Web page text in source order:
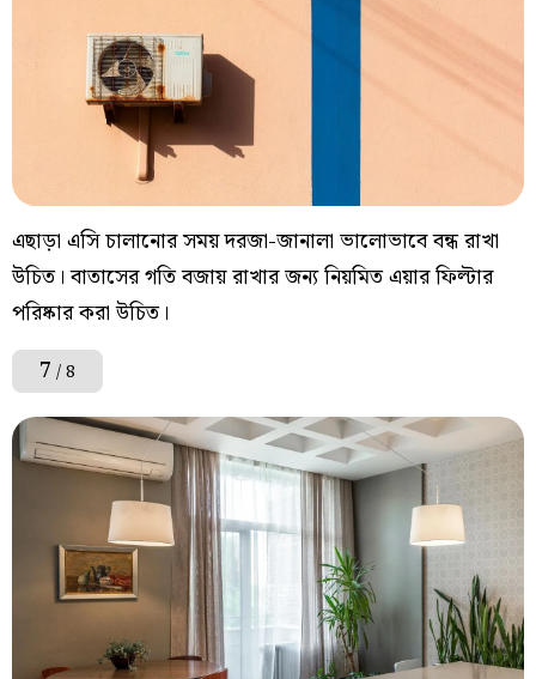
এছাড়া এসি চালানোর সময় দরজা-জানালা ভালোভাবে বন্ধ রাখা
উচিত। বাতাসের গতি বজায় রাখার জন্য নিয়মিত এয়ার ফিল্টার
পরিষ্কার করা উচিত।
7 / 8